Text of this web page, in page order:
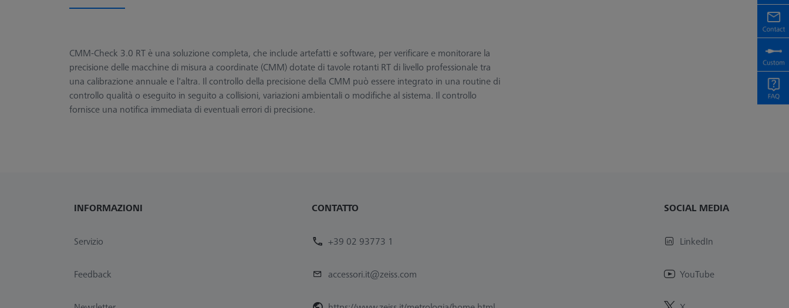
CMM-Check 3.0 RT è una soluzione completa, che include artefatti e software, per verificare e monitorare la
precisione delle macchine di misura a coordinate (CMM) dotate di tavole rotanti RT di livello professionale tra
una calibrazione annuale e l'altra. Il controllo della precisione della CMM può essere integrato in una routine di
controllo qualità o eseguito in seguito a collisioni, variazioni ambientali o modifiche al sistema. Il controllo
fornisce una notifica immediata di eventuali errori di precisione.
INFORMAZIONI
Servizio
Feedback
CONTATTO
+39 02 93773 1
accessori.it@zeiss.com
SOCIAL MEDIA
LinkedIn
YouTube